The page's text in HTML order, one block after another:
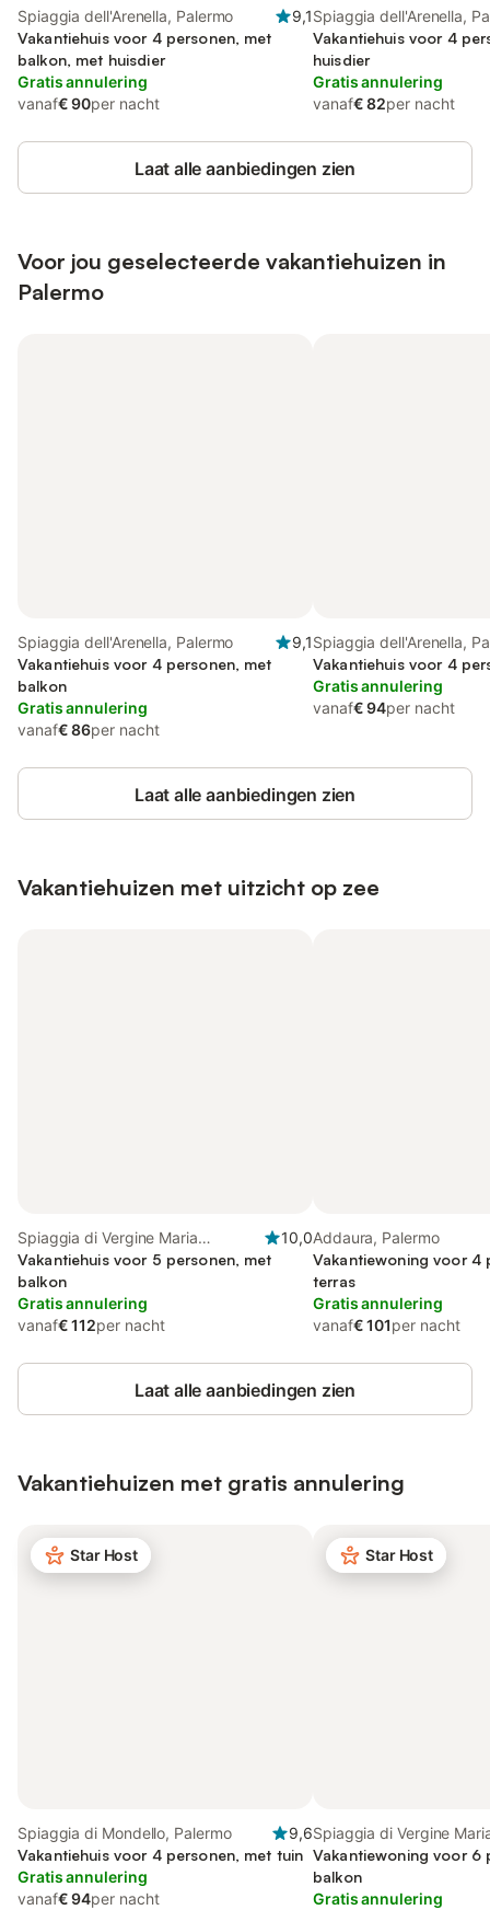
Spiaggia dell'Arenella, Palermo
9,1
Vakantiehuis voor 4 personen, met
balkon, met huisdier
Gratis annulering
vanaf€ 90per nacht
Spiaggia dell'Arenella,
Vakantiehuis voor 4
huisdier
Gratis annulering
vanaf€ 82per nacht
Laat alle aanbiedingen zien
Voor jou geselecteerde vakantiehuizen in
Palermo
Spiaggia dell'Arenella, Palermo
9,1
Vakantiehuis voor 4 personen, met
balkon
Gratis annulering
vanaf€ 86per nacht
Spiaggia dell'Arenella,
Vakantiehuis voor 4
Gratis annulering
vanaf€ 94per nacht
Laat alle aanbiedingen zien
Vakantiehuizen met uitzicht op zee
Spiaggia di Vergine Maria
(Palermo), Palermo
10,0
Vakantiehuis voor 5 personen, met
balkon
Gratis annulering
vanaf€ 112per nacht
Addaura, Palermo
Vakantiewoning voor 4
terras
Gratis annulering
vanaf€ 101per nacht
Laat alle aanbiedingen zien
Vakantiehuizen met gratis annulering
Star Host
Spiaggia di Mondello, Palermo
9,6
Vakantiehuis voor 4 personen, met tuin
Gratis annulering
vanaf€ 94per nacht
Star Host
Spiaggia di Vergine
(Palermo), Palermo
Vakantiewoning voor 6
balkon
Gratis annulering